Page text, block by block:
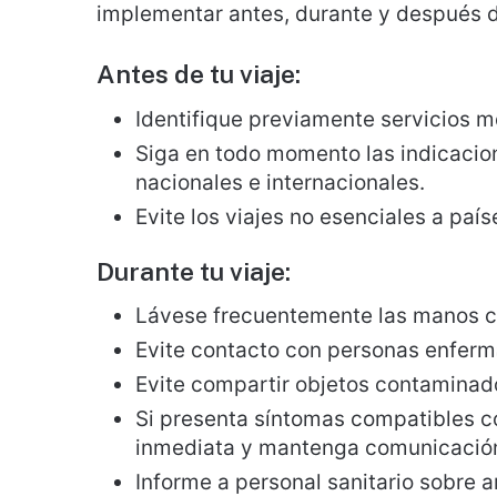
implementar antes, durante y después
Antes de tu viaje:
Identifique previamente servicios
Siga en todo momento las
nacionales e internacionales.
Evite los viajes no esenciales a
Durante tu viaje:
Lávese frecuentemente las manos
Evite contacto con personas
Evite compartir objetos
Si presenta síntomas compatibles
inmediata y mantenga
Informe a personal sanitario sobre